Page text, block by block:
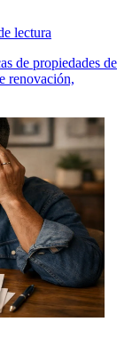
lectura
de propiedades de
renovación,